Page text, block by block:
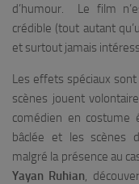
d’humour. Le film
crédible (tout autant
et surtout jamais
Les effets spéciaux
scènes jouent
comédien en costume
bâclée et les scènes
malgré la présence au
Yayan Ruhian ,